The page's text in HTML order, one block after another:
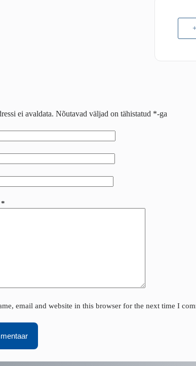
ei avaldata. Nõutavad väljad on tähistatud *-ga
*
email and website in this browser for the next time I